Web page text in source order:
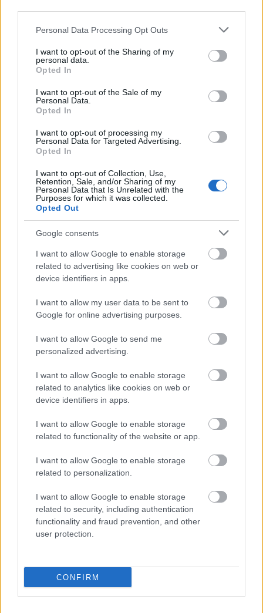
Please note that this website/app uses one or more Google
not limited to your visit or usage behaviour. You may click to
grant or deny consent to Google and its third-party tags to
use your data for below specified purposes in below Google
consent section.
Personal Data Processing Opt Outs
I want to opt-out of the Sharing of my
personal data.
Opted In
I want to opt-out of the Sale of my
Personal Data.
Opted In
I want to opt-out of processing my
Personal Data for Targeted Advertising.
Opted In
I want to opt-out of Collection, Use,
Retention, Sale, and/or Sharing of my
Personal Data that Is Unrelated with the
Purposes for which it was collected.
Opted Out
Google consents
I want to allow Google to enable storage
related to advertising like cookies on web or
device identifiers in apps.
I want to allow my user data to be sent to
Google for online advertising purposes.
I want to allow Google to send me
personalized advertising.
I want to allow Google to enable storage
related to analytics like cookies on web or
device identifiers in apps.
I want to allow Google to enable storage
related to functionality of the website or app.
I want to allow Google to enable storage
related to personalization.
I want to allow Google to enable storage
related to security, including authentication
functionality and fraud prevention, and other
user protection.
CONFIRM
Από την Ήπειρο μέχρι την Πελοπόννησο και από τη
προτείνουν ελληνικούς προορισμούς για διακοπές
μακριά από τα πλήθη.
Times: Αυτά είναι τα 16 πιο
Από τα Επτάνησα μέχρι τις Κυκλάδες και τα
Δωδεκάνησα, οι βρετανικοί Times προτείνουν ελληνικά
νησιά για διακοπές χωρίς κοσμοσυρροή.